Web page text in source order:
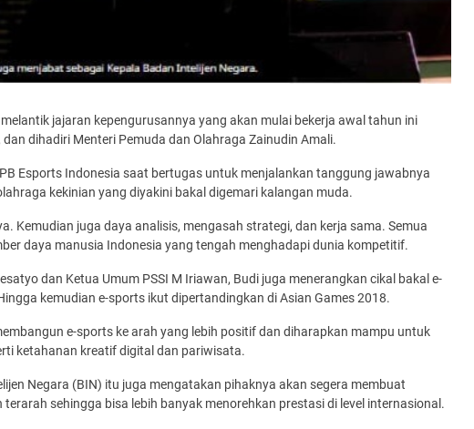
jajaran kepengurusannya yang akan mulai bekerja awal ­tahun ini
dihadiri Menteri Pemuda dan Olahraga Zainudin Amali.
­Esports Indonesia saat bertugas untuk menjalankan tanggung jawabnya
kekinian yang diyakini bakal digemari kalangan muda.
Kemudian juga daya analisis, mengasah­ strategi, dan kerja sama. Semua
daya manusia Indonesia yang tengah menghadapi dunia kompetitif.
dan Ketua Umum PSSI M Iriawan, Budi juga menerangkan cikal bakal e-
kemudian e-sports ikut dipertandingkan di Asian Games 2018.
e-sports ke arah yang lebih positif dan diharapkan mampu untuk
ketahanan kreatif digital dan pariwisata.
Negara (BIN) itu juga mengatakan pihaknya akan segera membuat
sehingga bisa lebih banyak menorehkan prestasi di level internasional.